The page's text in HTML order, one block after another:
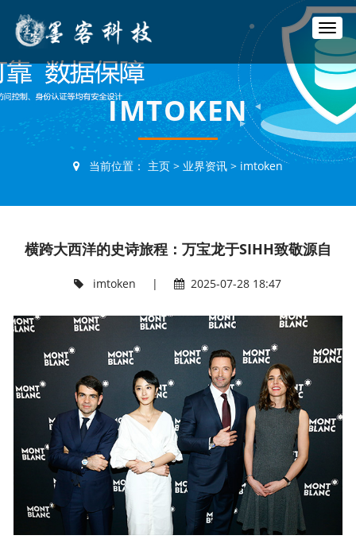
T
o
g
g
l
e
a
v
a
o
IMTOKEN
当前位置： 主页> 业界资讯> imtoken
横跨大西洋的史诗旅程：万宝龙于SIHH致敬源自
imtoken | 2025-07-28 18:47